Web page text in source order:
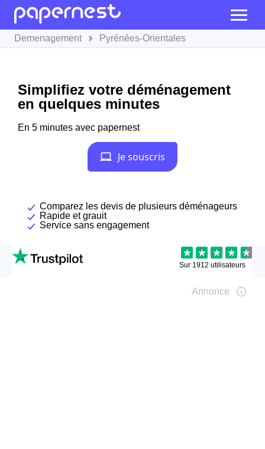
Demenagement Pyrénées-Orientales